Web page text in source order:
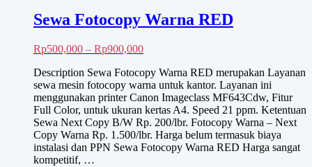
Sewa Fotocopy Warna RED
Rp500,000 – Rp900,000Rentang
Rp500,000
hingga
Rp900,000
Description Sewa Fotocopy Warna RED merupakan Layanan
sewa mesin fotocopy warna untuk kantor. Layanan ini
menggunakan printer Canon Imageclass MF643Cdw, Fitur
Full Color, untuk ukuran kertas A4. Speed 21 ppm. Ketentuan
Sewa Next Copy B/W Rp. 200/lbr. Fotocopy Warna – Next
Copy Warna Rp. 1.500/lbr. Harga belum termasuk biaya
instalasi dan PPN Sewa Fotocopy Warna RED Harga sangat
kompetitif, …